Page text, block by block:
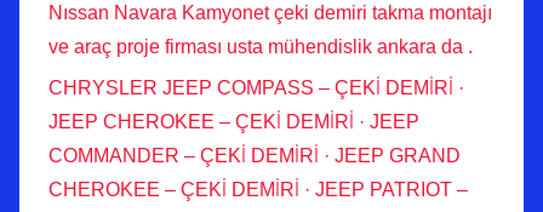
Nıssan Navara Kamyonet çeki demiri takma montajı
ve araç proje firması usta mühendislik ankara da .
CHRYSLER JEEP COMPASS – ÇEKİ DEMİRİ ·
JEEP CHEROKEE – ÇEKİ DEMİRİ · JEEP
COMMANDER – ÇEKİ DEMİRİ · JEEP GRAND
CHEROKEE – ÇEKİ DEMİRİ · JEEP PATRIOT –